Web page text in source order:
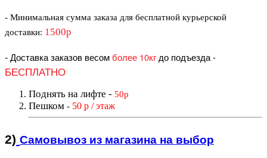
- Минимальная сумма заказа для бесплатной курьерской
доставки: 1500р
-Доставка заказов весомболее 10кгдо подъезда-
БЕСПЛАТНО
Поднять на лифте - 50р
Пешком - 50 р / этаж
2) Самовывоз из магазина на выбор